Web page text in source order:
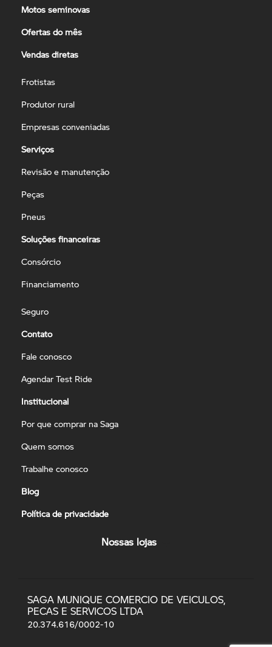
Motos seminovas
Ofertas do mês
Vendas diretas
Frotistas
Produtor rural
Empresas conveniadas
Serviços
Revisão e manutenção
Peças
Pneus
Soluções financeiras
Consórcio
Financiamento
Seguro
Contato
Fale conosco
Agendar Test Ride
Institucional
Por que comprar na Saga
Quem somos
Trabalhe conosco
Blog
Política de privacidade
Nossas lojas
SAGA MUNIQUE COMERCIO DE VEICULOS,
PECAS E SERVICOS LTDA
20.374.616/0002-10